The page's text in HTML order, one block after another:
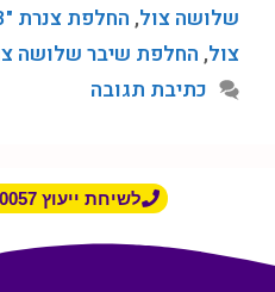
שלושה צול, החלפת צנרת "3
צול, החלפת שיבר שלושה
כתיבת תגובה
לשיחת ייעוץ 050-5320057